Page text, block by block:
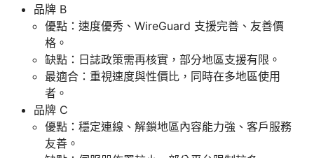
品牌 B
優點：速度優秀、WireGuard 支援完善、友善價
格。
缺點：日誌政策需再核實，部分地區支援有限。
最適合：重視速度與性價比，同時在多地區使用
者。
品牌 C
優點：穩定連線、解鎖地區內容能力強、客戶服務
友善。